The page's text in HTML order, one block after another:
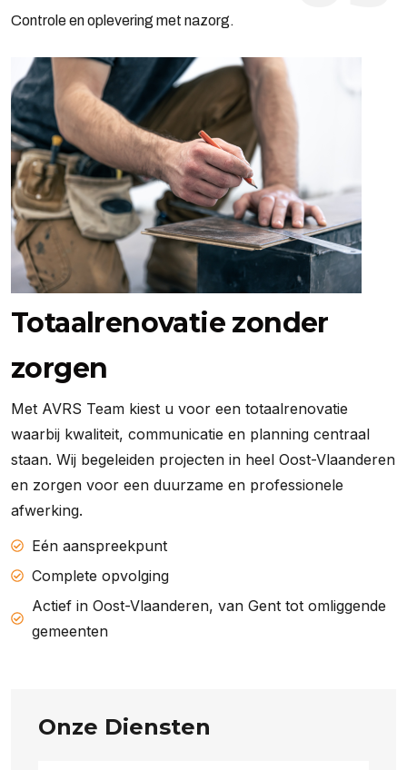
Onze Diensten
Controle en oplevering met nazorg.
Totaalrenovatie zonder
zorgen
Met AVRS Team kiest u voor een totaalrenovatie
waarbij kwaliteit, communicatie en planning centraal
staan. Wij begeleiden projecten in heel Oost-Vlaanderen
en zorgen voor een duurzame en professionele
afwerking.
View More
Eén aanspreekpunt
Complete opvolging
Actief in Oost-Vlaanderen, van Gent tot omliggende
gemeenten